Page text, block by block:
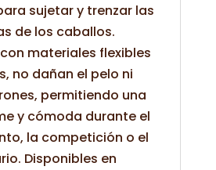
sujetar y trenzar las
de los caballos.
materiales flexibles
no dañan el pelo ni
permitiendo una
y cómoda durante el
la competición o el
Disponibles en